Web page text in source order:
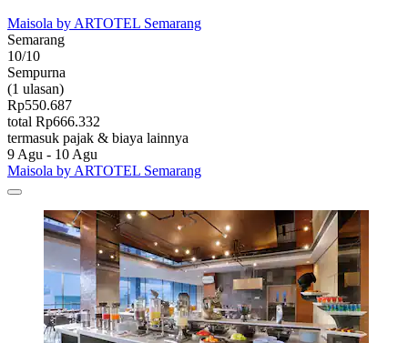
Maisola by ARTOTEL Semarang
Semarang
10/10
Sempurna
(1 ulasan)
Rp550.687
total Rp666.332
termasuk pajak & biaya lainnya
9 Agu - 10 Agu
Maisola by ARTOTEL Semarang